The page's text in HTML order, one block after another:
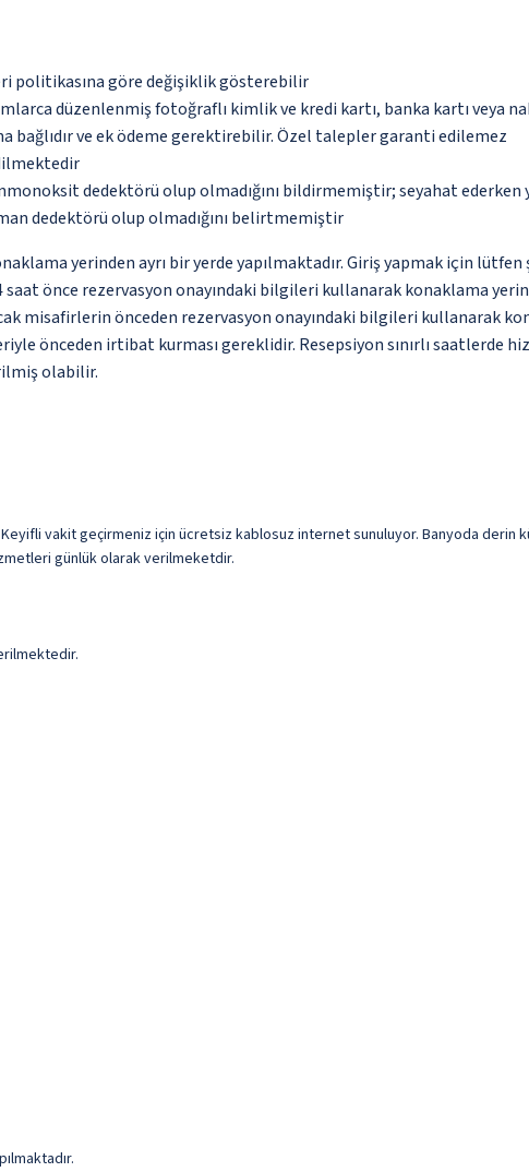
politikasına göre değişiklik gösterebilir
düzenlenmiş fotoğraflı kimlik ve kredi kartı, banka kartı veya
bağlıdır ve ek ödeme gerektirebilir. Özel talepler garanti edilemez
dedektörü olup olmadığını bildirmemiştir; seyahat
dedektörü olup olmadığını belirtmemiştir
yerinden ayrı bir yerde yapılmaktadır. Giriş yapmak için
önce rezervasyon onayındaki bilgileri kullanarak konaklama
misafirlerin önceden rezervasyon onayındaki bilgileri kullanarak
önceden irtibat kurması gereklidir. Resepsiyon sınırlı saatlerde
olabilir.
vakit geçirmeniz için ücretsiz kablosuz internet sunuluyor. Banyoda derin
günlük olarak verilmeketdir.